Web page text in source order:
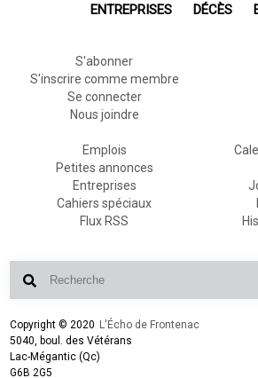
ENTREPRISES DÉCÈS
S'abonner
S'inscrire comme membre
Se connecter
Nous joindre
Emplois
Petites annonces
Entreprises
Cahiers spéciaux
Flux RSS
Copyright © 2020 L'Écho de Frontenac
5040, boul. des Vétérans
Lac-Mégantic (Qc)
G6B 2G5